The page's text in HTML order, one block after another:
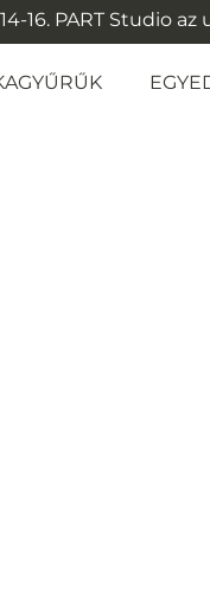
16. PART Studio az